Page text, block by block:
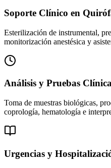
Soporte Clínico en
Esterilización de instrumental,
monitorización anestésica y
Análisis y Pruebas
Toma de muestras biológicas,
coprología, hematología e
Urgencias y